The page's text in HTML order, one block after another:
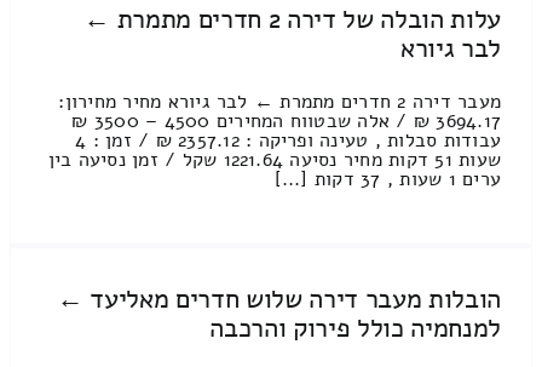
עלות הובלה של דירה 2 חדרים מתמרת ←
לבר גיורא
מעבר דירה 2 חדרים מתמרת ← לבר גיורא מחיר מחירון:
3694.17 ₪ / אלה שבטווח המחירים 4500 – 3500 ₪
עבודות סבלות , טעינה ופריקה : 2357.12 ₪ / זמן : 4
שעות 51 דקות מחיר נסיעה 1221.64 שקל / זמן נסיעה בין
ערים 1 שעות , 37 דקות [...]
הובלות מעבר דירה שלוש חדרים מאליעד ←
למנחמיה כולל פירוק והרכבה